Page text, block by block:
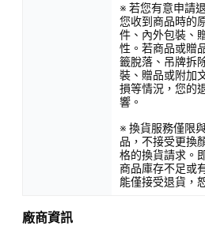
※ 若您有意申請
您收到商品時的
件、內外包裝、
性。若商品或贈
籤脫落、吊牌拆
裝、贈品或附加
損等情況，您的
響。
※ 換貨服務僅限
品，不接受更換
格的換貨請求。
商品庫存不足或
能僅接受退貨，
廠商資訊